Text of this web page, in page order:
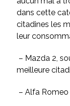
dans cette
citadines les
leur
– Mazda 2,
meilleure
– Alfa Romeo